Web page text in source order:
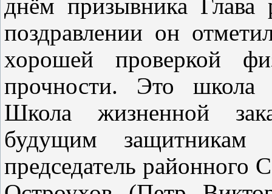
днём призывника
поздравлении он
хорошей проверкой
прочности. Это школа
Школа жизненной
будущим
председатель районного